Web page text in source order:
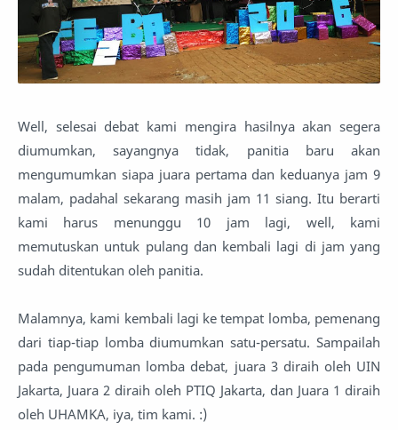
Well, selesai debat kami mengira hasilnya akan segera
diumumkan, sayangnya tidak, panitia baru akan
mengumumkan siapa juara pertama dan keduanya jam 9
malam, padahal sekarang masih jam 11 siang. Itu berarti
kami harus menunggu 10 jam lagi, well, kami
memutuskan untuk pulang dan kembali lagi di jam yang
sudah ditentukan oleh panitia.
Malamnya, kami kembali lagi ke tempat lomba, pemenang
dari tiap-tiap lomba diumumkan satu-persatu. Sampailah
pada pengumuman lomba debat, juara 3 diraih oleh UIN
Jakarta, Juara 2 diraih oleh PTIQ Jakarta, dan Juara 1 diraih
oleh UHAMKA, iya, tim kami. :)